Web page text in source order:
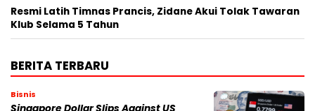
Resmi Latih Timnas Prancis, Zidane Akui Tolak Tawaran
Klub Selama 5 Tahun
BERITA TERBARU
Bisnis